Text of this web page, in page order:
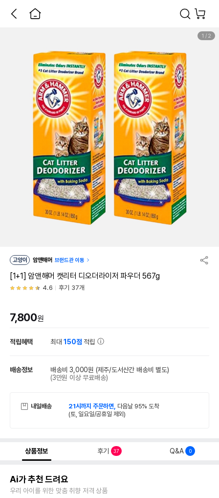
1 / 2
고양이 암앤해머 브랜드관 이동
[1+1] 암앤해머 캣리터 디오더라이저 파우더 567g
4.6 후기 37개
7,800원
적립혜택 최대150점 적립
배송정보 배송비 3,000원 (제주/도서산간 배송비 별도)
(3만원 이상 무료배송)
내일배송 21시까지 주문하면, 다음날 95% 도착
(토, 일요일/공휴일 제외)
상품정보 후기 37 Q&A 0
Ai가 추천 드려요
우리 아이를 위한 맞춤 취향 저격 상품